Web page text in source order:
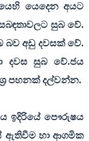
යෙදෙන අයට
සුබ වේ.
බව අඩු දවසක් වේ.
දවස සුබ වේ.ජය
පහනක් දල්වන්න.
ඉදිරියේ පෞරුෂය
ඇතිවීම හා ආගමික